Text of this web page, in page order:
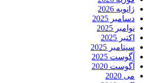
ژانویه 2026
دسامبر 2025
نوامبر 2025
اکتبر 2025
سپتامبر 2025
آگوست 2025
آگوست 2020
می 2020